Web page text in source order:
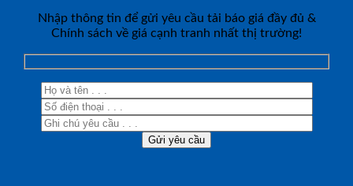
Nhập thông tin để gửi yêu cầu tải báo giá đầy đủ &
Chính sách về giá cạnh tranh nhất thị trường!